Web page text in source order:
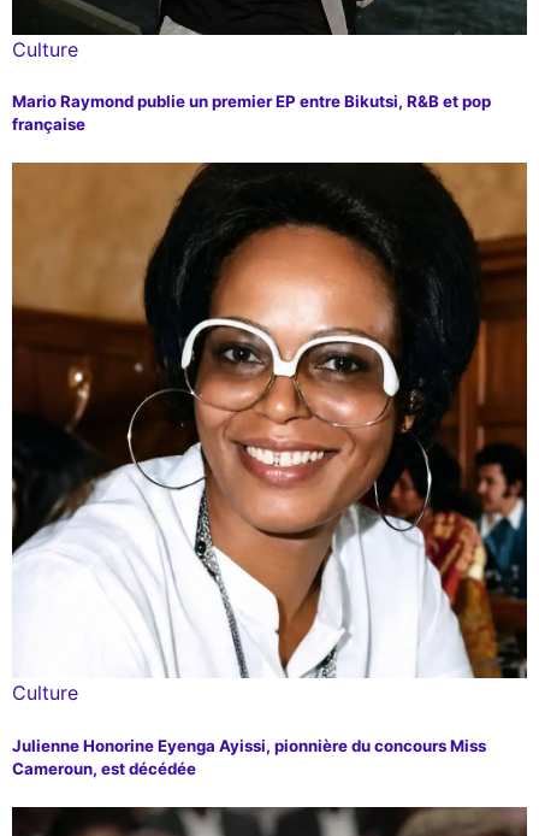
Culture
Mario Raymond publie un premier EP entre Bikutsi, R&B et pop
française
Culture
Julienne Honorine Eyenga Ayissi, pionnière du concours Miss
Cameroun, est décédée